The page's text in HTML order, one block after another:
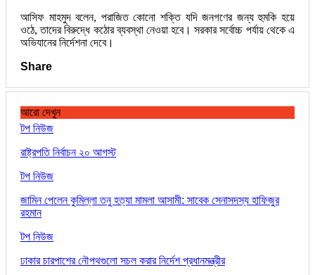
আসিফ মাহমুদ বলেন, পরাজিত কোনো শক্তি যদি জনগণের জন্য হুমকি হয়ে
ওঠে, তাদের বিরুদ্ধে কঠোর ব্যবস্থা নেওয়া হবে। সরকার সর্বোচ্চ পর্যায় থেকে এ
অভিযানের নির্দেশনা দেবে।
Share
আরো দেখুন
টপ নিউজ
রাষ্ট্রপতি নির্বাচন ২০ আগস্ট
টপ নিউজ
জামিন পেলেন কুমিল্লা তনু হত্যা মামলা আসামী: সাবেক সেনাসদস্য হাফিজুর
রহমান
টপ নিউজ
ঢাকার চারপাশের নৌপথগুলো সচল করার নির্দেশ প্রধানমন্ত্রীর